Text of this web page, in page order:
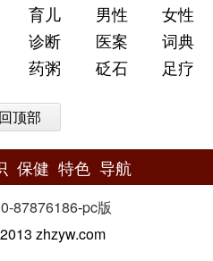
育儿 男性
女性
诊断 医案
词典
药粥 砭石 足疗
顶部
保健 特色 导航
87876186-pc版
zhzyw.com